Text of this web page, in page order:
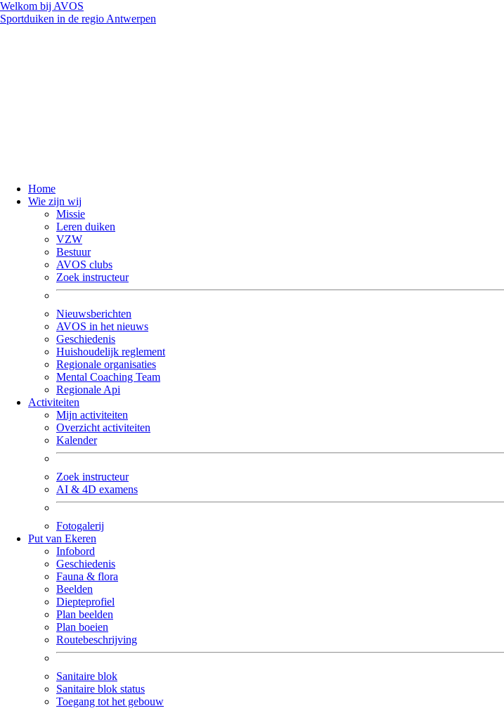
Welkom bij AVOS
Sportduiken in de regio Antwerpen
Home
Wie zijn wij
Missie
Leren duiken
VZW
Bestuur
AVOS clubs
Zoek instructeur
Nieuwsberichten
AVOS in het nieuws
Geschiedenis
Huishoudelijk reglement
Regionale organisaties
Mental Coaching Team
Regionale Api
Activiteiten
Mijn activiteiten
Overzicht activiteiten
Kalender
Zoek instructeur
AI & 4D examens
Fotogalerij
Put van Ekeren
Infobord
Geschiedenis
Fauna & flora
Beelden
Diepteprofiel
Plan beelden
Plan boeien
Routebeschrijving
Sanitaire blok
Sanitaire blok status
Toegang tot het gebouw